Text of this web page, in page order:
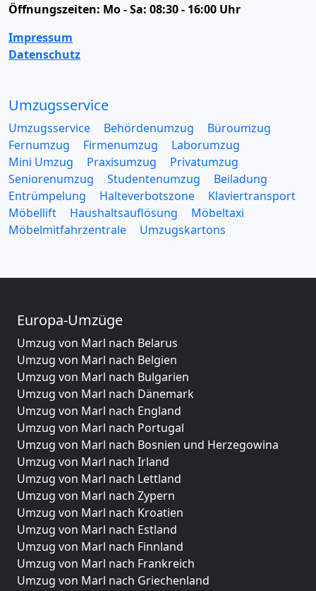
Öffnungszeiten: Mo - Sa: 08:30 - 16:00 Uhr
Impressum
Datenschutz
Umzugsservice
Umzugsservice Behördenumzug
Büroumzug
Fernumzug
Firmenumzug
Laborumzug
Mini Umzug
Praxisumzug
Privatumzug
Seniorenumzug
Studentenumzug
Beiladung
Entrümpelung
Halteverbotszone
Klaviertransport
Möbellift
Haushaltsauflösung
Möbeltaxi
Möbelmitfahrzentrale
Umzugskartons
Europa-Umzüge
Umzug von Marl nach Belarus
Umzug von Marl nach Belgien
Umzug von Marl nach Bulgarien
Umzug von Marl nach Dänemark
Umzug von Marl nach England
Umzug von Marl nach Portugal
Umzug von Marl nach Bosnien und Herzegowina
Umzug von Marl nach Irland
Umzug von Marl nach Lettland
Umzug von Marl nach Zypern
Umzug von Marl nach Kroatien
Umzug von Marl nach Estland
Umzug von Marl nach Finnland
Umzug von Marl nach Frankreich
Umzug von Marl nach Griechenland